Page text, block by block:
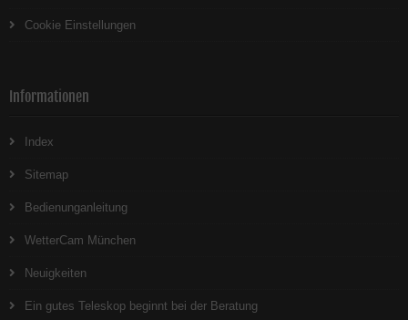
Cookie Einstellungen
Informationen
Index
Sitemap
Bedienunganleitung
WetterCam München
Neuigkeiten
Ein gutes Teleskop beginnt bei der Beratung